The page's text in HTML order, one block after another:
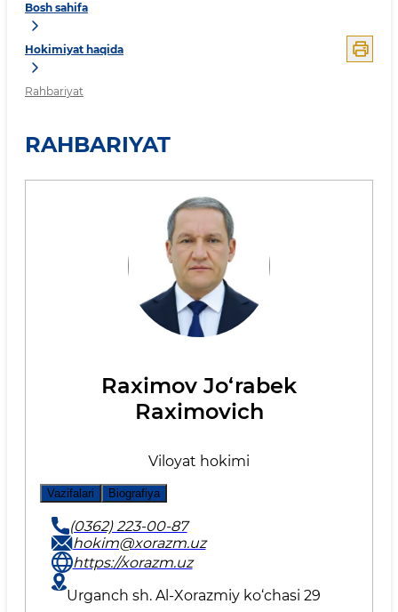
Bosh sahifa
Hokimiyat haqida
Rahbariyat
RAHBARIYAT
Raximov Jo‘rabek
Raximovich
Viloyat hokimi
Vazifalari Biografiya
(0362) 223-00-87
hokim@xorazm.uz
https://xorazm.uz
Urganch sh. Al-Xorazmiy ko‘chasi 29